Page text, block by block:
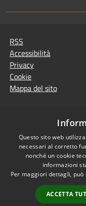
RSS
Accessibilità
Privacy
Cookie
Mappa del sito
Questo sito web
necessari al corretto
nonché un cookie
informazioni
Per maggiori dettagli,
ACCETTA